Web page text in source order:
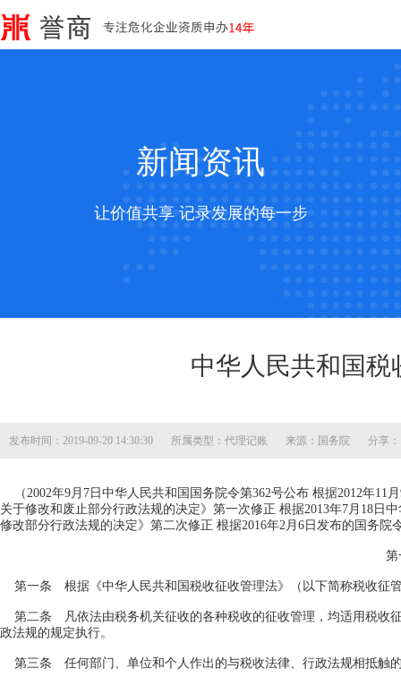
新闻资讯
让价值共享 记录发展的每一步
中华人民共和国
发布时间： 2019-09-20 14:30:30 所属类型： 代理记账 来源： 国务院 分享：
（2002年9月7日中华人民共和国国务院令第362号公布 根据2012年11
关于修改和废止部分行政法规的决定》第一次修正 根据2013年7月18日
修改部分行政法规的决定》第二次修正 根据2016年2月6日发布的国务
第
第一条 根据《中华人民共和国税收征收管理法》（以下简称税收征
第二条 凡依法由税务机关征收的各种税收的征收管理，均适用税收
政法规的规定执行。
第三条 任何部门、单位和个人作出的与税收法律、行政法规相抵触